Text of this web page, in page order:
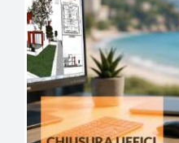
Il tuo primo passo verso il
Progettazione
2D e 3D
Supporto a
Elaborati e
Plugin software